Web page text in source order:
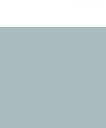
exklusiv in